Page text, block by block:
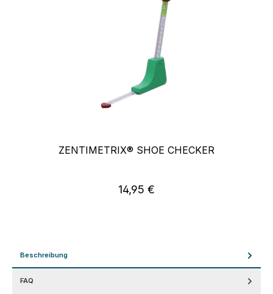
ZENTIMETRIX® SHOE CHECKER
Regulärer Preis:
14,95 €
Beschreibung
FAQ